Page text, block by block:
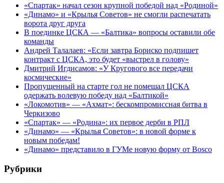
«Спартак» начал сезон крупной победой над «Родиной»
«Динамо» и «Крылья Советов» не смогли распечатать
ворота друг друга
В поединке ЦСКА — «Балтика» вопросы оставили обе
команды
Андрей Талалаев: «Если завтра Бориско подпишет
контракт с ЦСКА, это будет «выстрел в голову»
Дмитрий Игдисамов: «У Кругового все передачи
космические»
Пропущенный на старте гол не помешал ЦСКА
одержать волевую победу над «Балтикой»
«Локомотив» — «Ахмат»: бескомпромиссная битва в
Черкизово
«Спартак» — «Родина»: их первое дерби в РПЛ
«Динамо» — «Крылья Советов»: в новой форме к
новым победам!
«Динамо» представило в ГУМе новую форму от Bosco
Рубрики